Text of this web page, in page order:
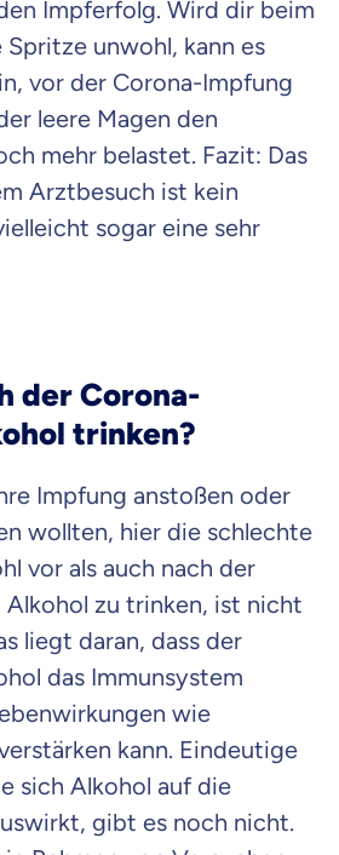
Impferfolg. Wird dir beim
Spritze unwohl, kann es
vor der Corona-Impfung
leere Magen den
mehr belastet. Fazit: Das
Arztbesuch ist kein
sogar eine sehr
der Corona-
trinken?
Impfung anstoßen oder
wollten, hier die schlechte
vor als auch nach der
zu trinken, ist nicht
liegt daran, dass der
das Immunsystem
wie
kann. Eindeutige
sich Alkohol auf die
gibt es noch nicht.